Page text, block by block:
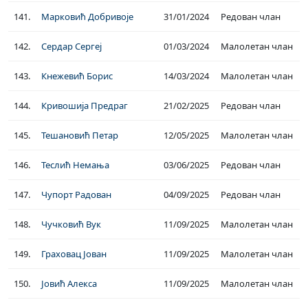
141. Марковић Добривоје 31/01/2024 Редован члан
142. Сердар Сергеј 01/03/2024 Малолетан члан
143. Кнежевић Борис 14/03/2024 Малолетан члан
144. Кривошија Предраг 21/02/2025 Редован члан
145. Тешановић Петар 12/05/2025 Малолетан члан
146. Теслић Немања 03/06/2025 Редован члан
147. Чупорт Радован 04/09/2025 Редован члан
148. Чучковић Вук 11/09/2025 Малолетан члан
149. Граховац Јован 11/09/2025 Малолетан члан
150. Јовић Алекса 11/09/2025 Малолетан члан